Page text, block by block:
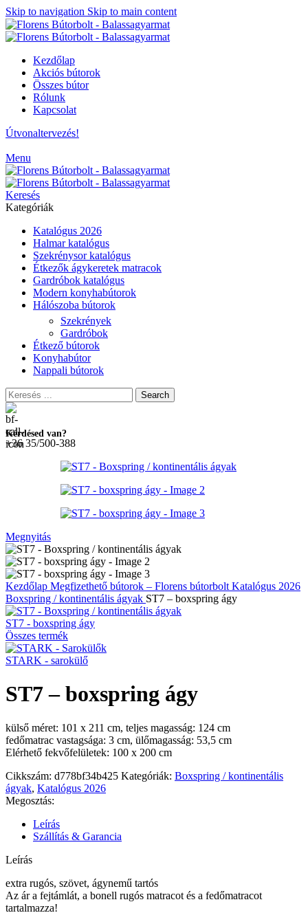
Skip to navigation Skip to main content
Kezdőlap
Akciós bútorok
Összes bútor
Rólunk
Kapcsolat
Útvonaltervezés!
Menu
Keresés
Kategóriák
Katalógus 2026
Halmar katalógus
Szekrénysor katalógus
Étkezők ágykeretek matracok
Gardróbok katalógus
Modern konyhabútorok
Hálószoba bútorok
Szekrények
Gardróbok
Étkező bútorok
Konyhabútor
Nappali bútorok
Search
Kérdésed van?
+36 35/500-388
Megnyitás
Kezdőlap Megfizethető bútorok – Florens bútorbolt Katalógus 2026
Boxspring / kontinentális ágyak ST7 – boxspring ágy
ST7 - boxspring ágy
Összes termék
STARK - sarokülő
ST7 – boxspring ágy
külső méret: 101 x 211 cm, teljes magasság: 124 cm
fedőmatrac vastagsága: 3 cm, ülőmagasság: 53,5 cm
Elérhető fekvőfelületek: 100 x 200 cm
Cikkszám: d778bf34b425 Kategóriák: Boxspring / kontinentális
ágyak, Katalógus 2026
Megosztás:
Leírás
Szállítás & Garancia
Leírás
extra rugós, szövet, ágynemű tartós
Az ár a fejtámlát, a bonell rugós matracot és a fedőmatracot
tartalmazza!